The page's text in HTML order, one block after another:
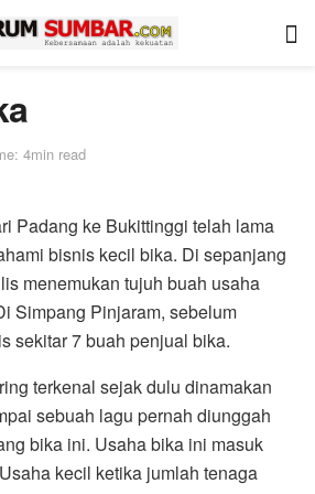
4min read
Padang ke Bukittinggi telah lama
bisnis kecil bika. Di sepanjang
menemukan tujuh buah usaha
Simpang Pinjaram, sebelum
sekitar 7 buah penjual bika.
terkenal sejak dulu dinamakan
sebuah lagu pernah diunggah
bika ini. Usaha bika ini masuk
kecil ketika jumlah tenaga